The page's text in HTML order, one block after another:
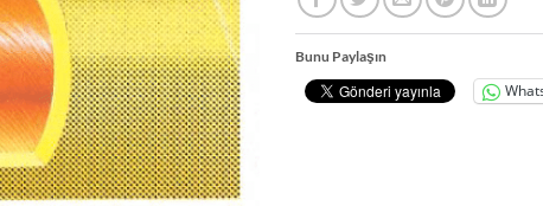
Bunu Paylaşın